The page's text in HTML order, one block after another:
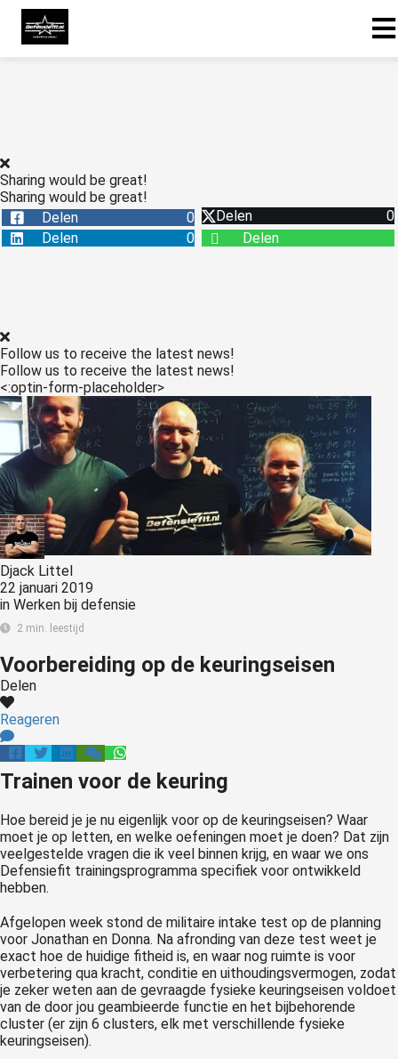
Sharing would be great!
Sharing would be great!
Delen
0 Delen
0
Delen
0 Delen
Follow us to receive the latest news!
Follow us to receive the latest news!
<:optin-form-placeholder>
Djack Littel
22 januari 2019
in Werken bij defensie
2 min. leestijd
Voorbereiding op de keuringseisen
Delen
Reageren
Trainen voor de keuring
Hoe bereid je je nu eigenlijk voor op de keuringseisen? Waar
moet je op letten, en welke oefeningen moet je doen? Dat zijn
veelgestelde vragen die ik veel binnen krijg, en waar we ons
Defensiefit trainingsprogramma specifiek voor ontwikkeld
hebben.
Afgelopen week stond de militaire intake test op de planning
voor Jonathan en Donna. Na afronding van deze test weet je
exact hoe de huidige fitheid is, en waar nog ruimte is voor
verbetering qua kracht, conditie en uithoudingsvermogen, zodat
je zeker weten aan de gevraagde fysieke keuringseisen voldoet
van de door jou geambieerde functie en het bijbehorende
cluster (er zijn 6 clusters, elk met verschillende fysieke
keuringseisen).